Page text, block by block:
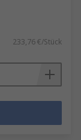
233,76 €/Stück